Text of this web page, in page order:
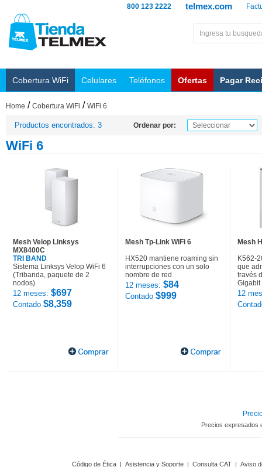
telmex.com
800 123 2222
Cobertura WiFi Celulares Teléfonos Ofertas Pagar
Home / Cobertura WiFi / WiFi 6
Productos encontrados: 3 Ordenar por:
WiFi 6
Mesh Velop Linksys
MX8400C
TRI BAND
Sistema Linksys Velop WiFi 6
(Tribanda, paquete de 2
nodos)
12 meses: $697
Contado $8,359
Mesh Tp-Link WiFi 6
HX520 mantiene roaming sin
interrupciones con un solo
nombre de red
12 meses: $84
Contado $999
Mesh
K562-
que
través
Gigabit
12
Precios expresados
Código de Ética | Asistencia y Soporte | Consulta CAT | Aviso